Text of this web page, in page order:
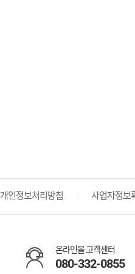
개인정보처리방침 사업자정보
온라인몰 고객센터
080-332-0855